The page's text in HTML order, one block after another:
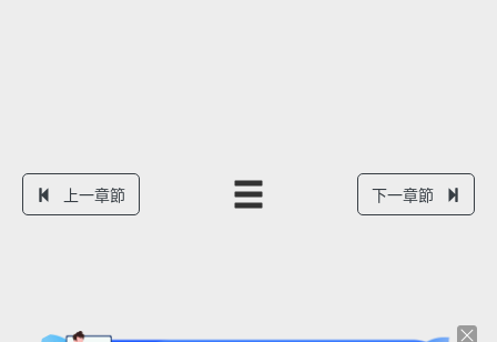
上一章節 下一章節